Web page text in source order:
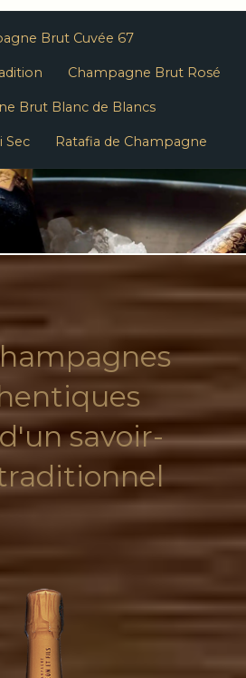
Brut Cuvée 67
Champagne Brut Rosé
Brut Blanc de Blancs
Sec Ratafia de Champagne
savoir-